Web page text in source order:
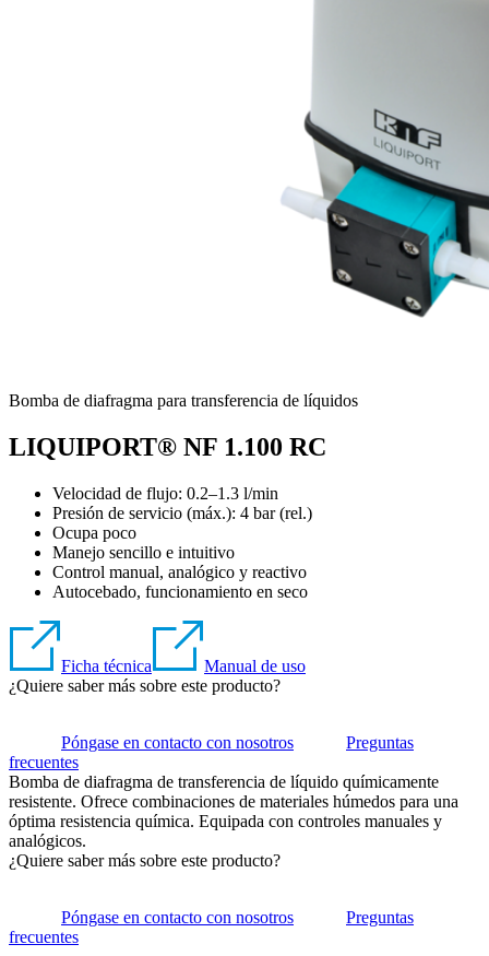
Bomba de diafragma para transferencia de líquidos
LIQUIPORT® NF 1.100 RC
Velocidad de flujo: 0.2–1.3 l/min
Presión de servicio (máx.): 4 bar (rel.)
Ocupa poco
Manejo sencillo e intuitivo
Control manual, analógico y reactivo
Autocebado, funcionamiento en seco
Ficha técnica
Manual de uso
¿Quiere saber más sobre este producto?
Póngase en contacto con nosotros
Preguntas
frecuentes
Bomba de diafragma de transferencia de líquido químicamente
resistente. Ofrece combinaciones de materiales húmedos para una
óptima resistencia química. Equipada con controles manuales y
analógicos.
¿Quiere saber más sobre este producto?
Póngase en contacto con nosotros
Preguntas
frecuentes